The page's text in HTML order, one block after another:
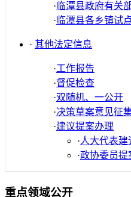
· 临潭县政府有关
· 临潭县各乡镇试
· 其他法定信息
·工作报告
·督促检查
·双随机、一公开
·决策草案意见征
·建议提案办理
·人大代表建
·政协委员提
重点领域公开